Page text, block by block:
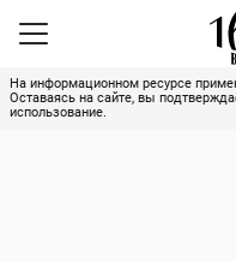
На информационном ресурсе
Оставаясь на сайте, вы
использование.